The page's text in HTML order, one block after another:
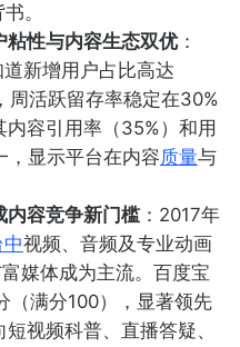
。
粘性与内容生态双优：
新增用户占比高达
周活跃留存率稳定在30%
容引用率（35%）和用
，显示平台在内容质量与
内容竞争新门槛：2017年
视频、音频及专业动画
媒体成为主流。百度宝
（满分100），显著领先
视频科普、直播答疑、